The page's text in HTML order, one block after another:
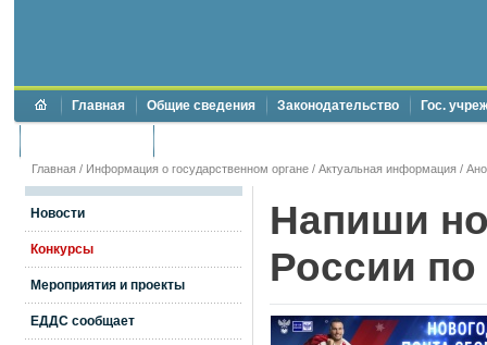
Главная Общие сведения Законодательство Гос.
Главная / Информация о государственном органе / Актуальная информация /
Новости
Конкурсы
Мероприятия и проекты
ЕДДС сообщает
Напиши
России